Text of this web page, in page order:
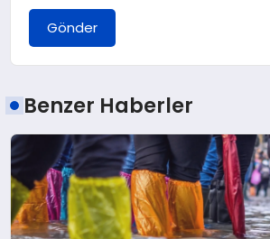
Gönder
Benzer Haberler